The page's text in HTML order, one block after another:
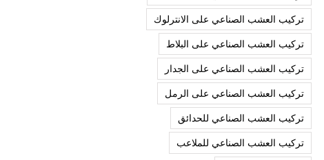
تركيب العشب الصناعي على الانترلوك
تركيب العشب الصناعي على البلاط
تركيب العشب الصناعي على الجدار
تركيب العشب الصناعي على الرمل
تركيب العشب الصناعي للحدائق
تركيب العشب الصناعي للملاعب